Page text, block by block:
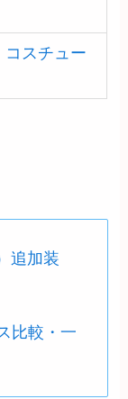
コスチュー
追加装
比較・一